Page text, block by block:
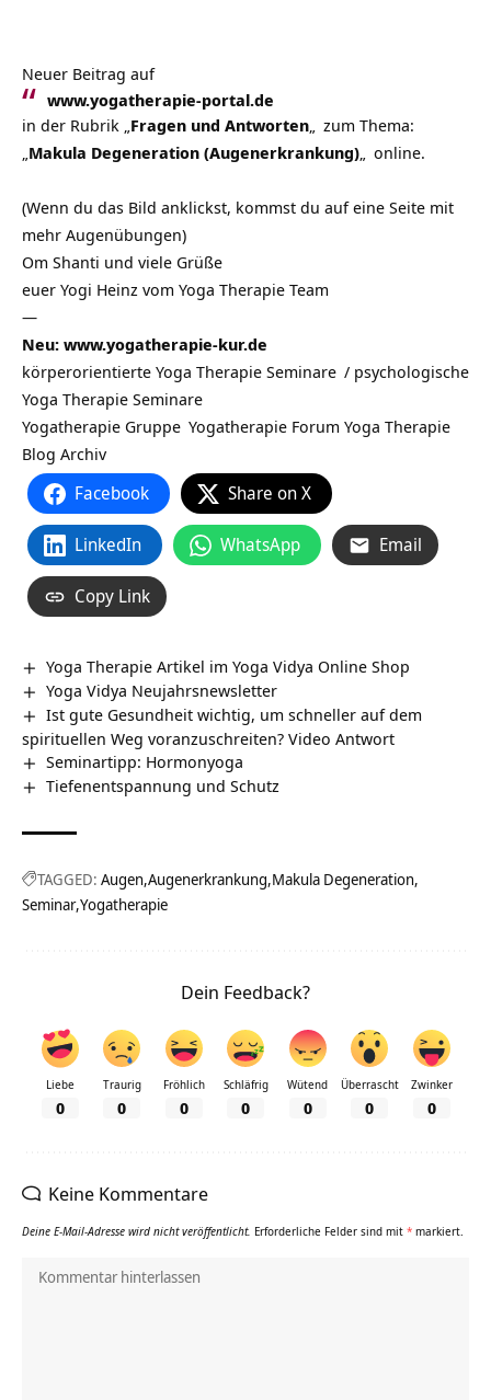
Neuer Beitrag auf
www.yogatherapie-portal.de
in der Rubrik „Fragen und Antworten„ zum Thema:
„Makula Degeneration (Augenerkrankung)„ online.
(Wenn du das Bild anklickst, kommst du auf eine Seite mit
mehr Augenübungen)
Om Shanti und viele Grüße
euer Yogi Heinz vom Yoga Therapie Team
—
Neu: www.yogatherapie-kur.de
körperorientierte Yoga Therapie Seminare / psychologische
Yoga Therapie Seminare
Yogatherapie Gruppe Yogatherapie Forum Yoga Therapie
Blog Archiv
Facebook Share on X
LinkedIn WhatsApp Email
Copy Link
Yoga Therapie Artikel im Yoga Vidya Online Shop
Yoga Vidya Neujahrsnewsletter
Ist gute Gesundheit wichtig, um schneller auf dem
spirituellen Weg voranzuschreiten? Video Antwort
Seminartipp: Hormonyoga
Tiefenentspannung und Schutz
TAGGED: Augen Augenerkrankung Makula Degeneration
Seminar Yogatherapie
Dein Feedback?
Liebe
0
Traurig
0
Fröhlich
0
Schläfrig
0
Wütend
0
Überrascht
0
Zwinker
0
Keine Kommentare
Deine E-Mail-Adresse wird nicht veröffentlicht. Erforderliche Felder sind mit * markiert.